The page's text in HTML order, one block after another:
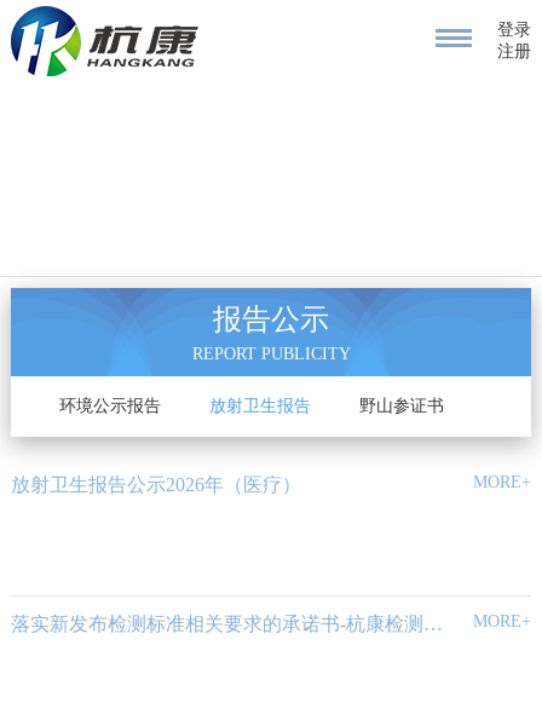
登录
注册
报告公示
REPORT PUBLICITY
环境公示报告 放射卫生报告 野山参证书
放射卫生报告公示2026年（医疗） MORE+
落实新发布检测标准相关要求的承诺书-杭康检测2024.8 MORE+